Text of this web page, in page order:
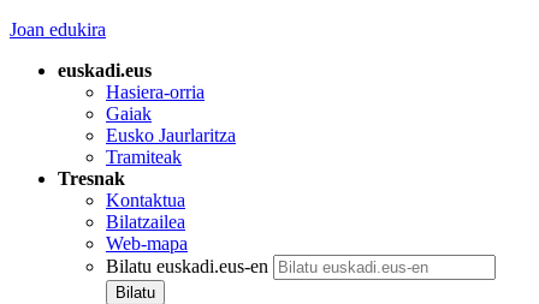
Joan edukira
euskadi.eus
Hasiera-orria
Gaiak
Eusko Jaurlaritza
Tramiteak
Tresnak
Kontaktua
Bilatzailea
Web-mapa
Bilatu euskadi.eus-en